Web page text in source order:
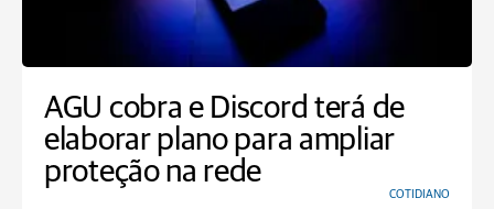
AGU cobra e Discord terá de
elaborar plano para ampliar
proteção na rede
COTIDIANO